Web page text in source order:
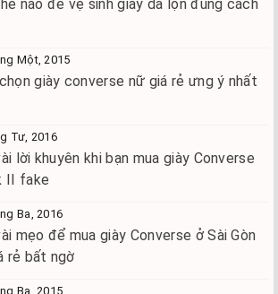
nào để vệ sinh giày da lộn đúng cách
Một, 2015
giày converse nữ giá rẻ ưng ý nhất
Tư, 2016
lời khuyên khi bạn mua giày Converse
II fake
Ba, 2016
mẹo để mua giày Converse ở Sài Gòn
rẻ bất ngờ
Ba, 2015